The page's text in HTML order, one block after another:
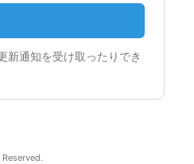
新通知を受け取ったりでき